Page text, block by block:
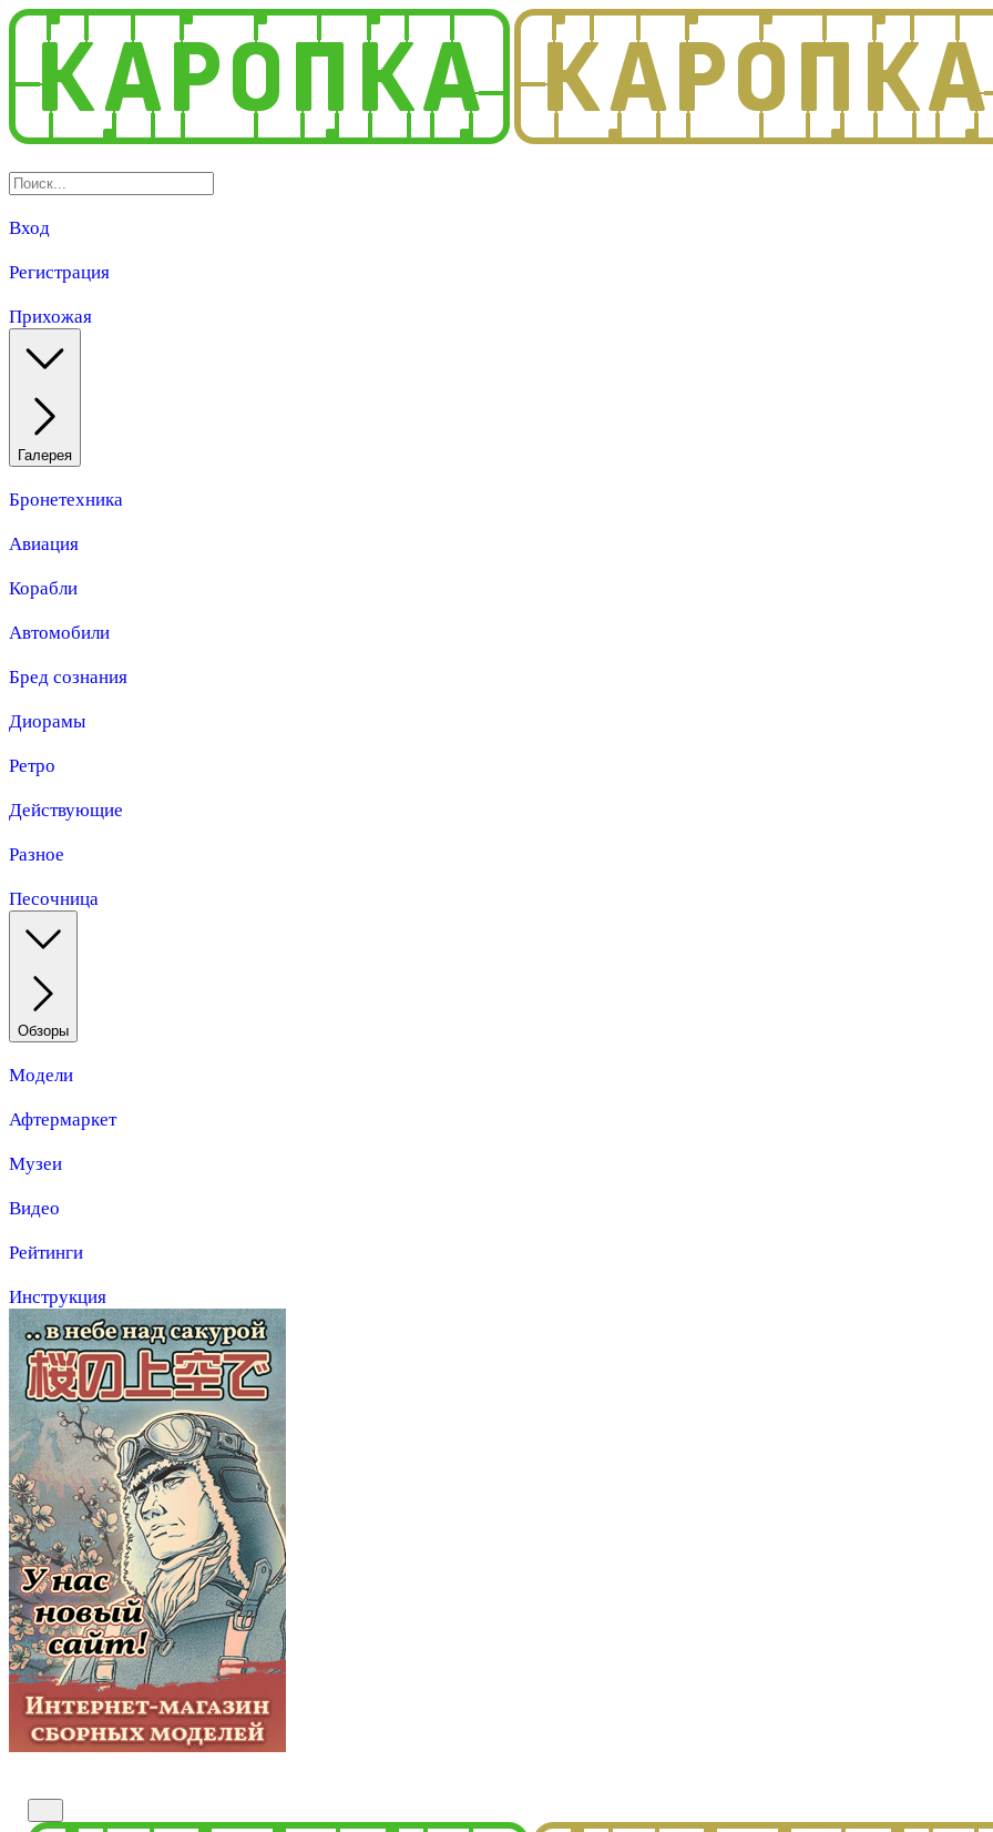
Вход
Регистрация
Прихожая
Галерея
Бронетехника
Авиация
Корабли
Автомобили
Бред сознания
Диорамы
Ретро
Действующие
Разное
Песочница
Обзоры
Модели
Афтермаркет
Музеи
Видео
Рейтинги
Инструкция